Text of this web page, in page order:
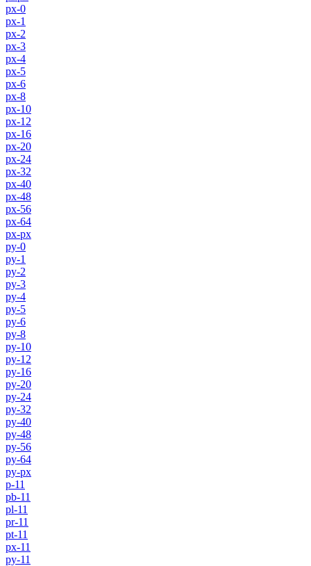
px-0
px-1
px-2
px-3
px-4
px-5
px-6
px-8
px-10
px-12
px-16
px-20
px-24
px-32
px-40
px-48
px-56
px-64
px-px
py-0
py-1
py-2
py-3
py-4
py-5
py-6
py-8
py-10
py-12
py-16
py-20
py-24
py-32
py-40
py-48
py-56
py-64
py-px
p-11
pb-11
pl-11
pr-11
pt-11
px-11
py-11